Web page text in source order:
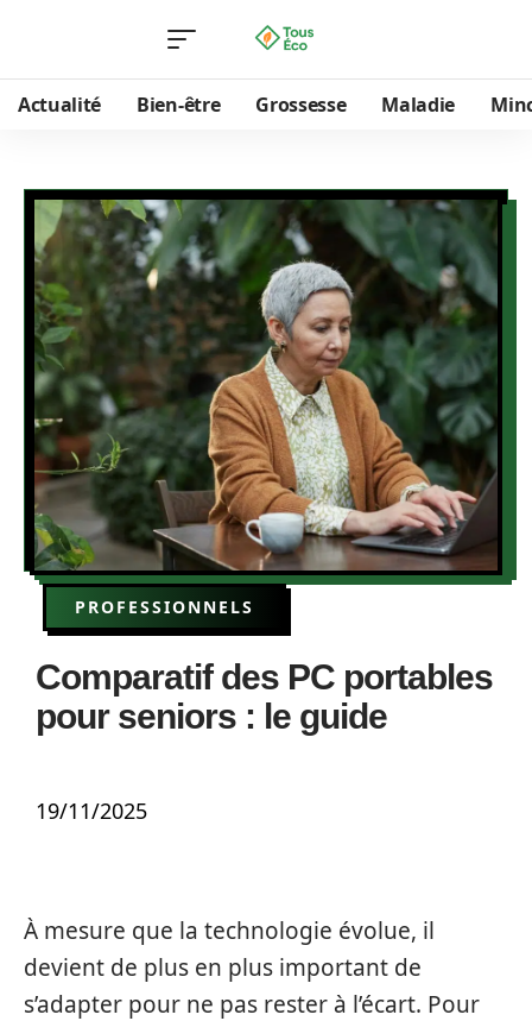
Actualité Bien-être Grossesse Maladie
PROFESSIONNELS
Comparatif des PC portables
pour seniors : le guide
19/11/2025
À mesure que la technologie évolue, il
devient de plus en plus important de
s’adapter pour ne pas rester à l’écart. Pour